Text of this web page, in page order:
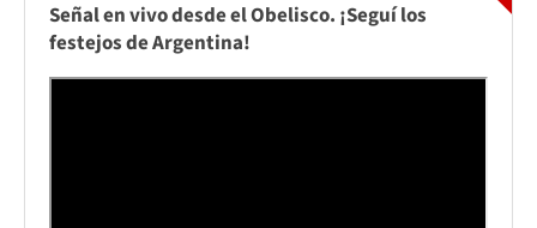
Señal en vivo desde el Obelisco. ¡Seguí los
festejos de Argentina!